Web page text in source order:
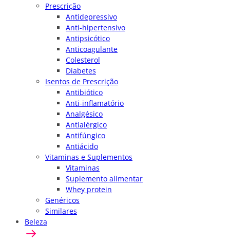
Prescrição
Antidepressivo
Anti-hipertensivo
Antipsicótico
Anticoagulante
Colesterol
Diabetes
Isentos de Prescrição
Antibiótico
Anti-inflamatório
Analgésico
Antialérgico
Antifúngico
Antiácido
Vitaminas e Suplementos
Vitaminas
Suplemento alimentar
Whey protein
Genéricos
Similares
Beleza